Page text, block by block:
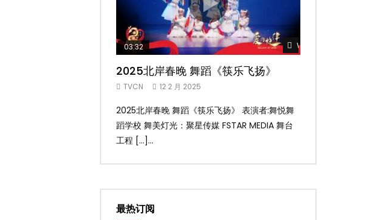
Watch Later
03:32
2025北岸春晚 舞蹈《筷乐飞扬》
TVCN 12 2 月 2025
2025北岸春晚 舞蹈《筷乐飞扬》 表演者:舞悦舞
蹈学校 舞美灯光：聚星传媒 FSTAR MEDIA 舞台
工程 […]...
最热订阅